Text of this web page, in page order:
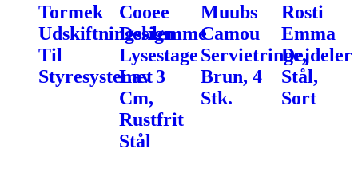
Tormek
Udskiftningsklemme
Til
Styresystemet
Cooee
Design
Lysestage
Lav 3
Cm,
Rustfrit
Stål
Muubs
Camou
Servietringe,
Brun, 4
Stk.
Rosti
Emma
Dejdeler
Stål,
Sort